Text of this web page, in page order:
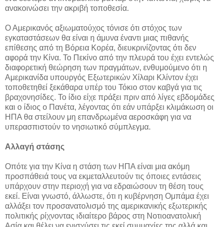
ανακοινώσει την ακριβή τοποθεσία.
Ο Αμερικανός αξιωματούχος τόνισε ότι στόχος των
εγκαταστάσεων θα είναι η άμυνα έναντι μιας πιθανής
επίθεσης από τη Βόρεια Κορέα, διευκρινίζοντας ότι δεν
αφορά την Κίνα. Το Πεκίνο από την πλευρά του έχει εντελώς
διαφορετική θεώρηση των πραγμάτων, ενθυμούμενο ότι η
Αμερικανίδα υπουργός Εξωτερικών Χίλαρι Κλίντον έχει
τοποθετηθεί ξεκάθαρα υπέρ του Τόκιο στον καβγά για τις
βραχονησίδες. Το ίδιο είχε πράξει πριν από λίγες εβδομάδες
και ο ίδιος ο Πανέτα, λέγοντας ότι εάν υπάρξει κλιμάκωση οι
ΗΠΑ θα στείλουν μη επανδρωμένα αεροσκάφη για να
υπερασπιστούν το νησιωτικό σύμπλεγμα.
Αλλαγή στάσης
Οπότε για την Κίνα η στάση των ΗΠΑ είναι μια ακόμη
προσπάθειά τους να εκμεταλλευτούν τις όποιες εντάσεις
υπάρχουν στην περιοχή για να εδραιώσουν τη θέση τους
εκεί. Είναι γνωστό, άλλωστε, ότι η κυβέρνηση Ομπάμα έχει
αλλάξει τον προσανατολισμό της αμερικανικής εξωτερικής
πολιτικής ρίχνοντας ιδιαίτερο βάρος στη Νοτιοανατολική